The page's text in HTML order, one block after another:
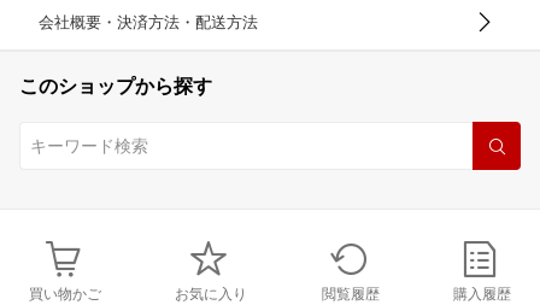
会社概要・決済方法・配送方法
このショップから探す
買い物かご お気に入り 閲覧履歴 購入履歴